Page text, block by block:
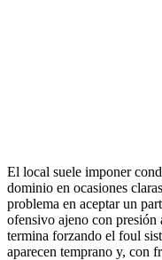
El local suele imponer
dominio en ocasiones
problema en aceptar un
ofensivo ajeno con
termina forzando el foul
aparecen temprano y, con